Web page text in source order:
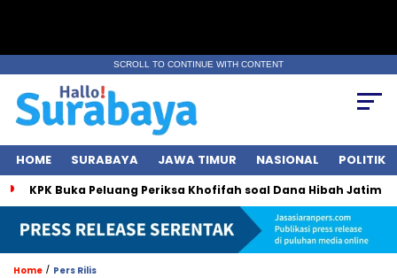
SCROLL TO CONTINUE WITH CONTENT
HOME SURABAYA JAWA TIMUR NASIONAL POLITIK
KPK Buka Peluang Periksa Khofifah soal Dana Hibah Jatim
Home / Pers Rilis